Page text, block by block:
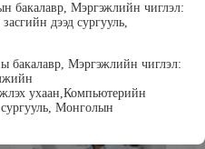
бакалавр, Мэргэжлийн чиглэл:
дээд сургууль,
бакалавр, Мэргэжлийн чиглэл:
ухаан,Компьютерийн
Монголын
Энхбаатар Ичинхорлоо
Болор Үйлсийн Үндэс ТББ-ийн
ажилтан, сургагч багш